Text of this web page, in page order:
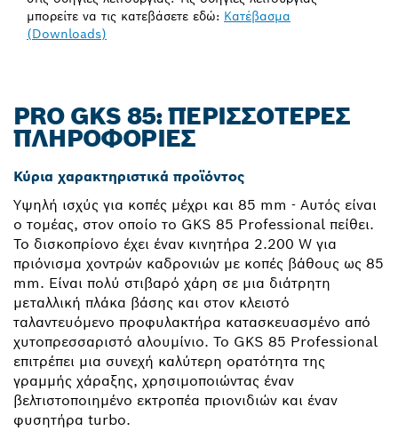
μπορείτε να τις κατεβάσετε εδώ: Κατέβασμα
(Downloads)
PRO GKS 85: ΠΕΡΙΣΣΌΤΕΡΕΣ
ΠΛΗΡΟΦΟΡΊΕΣ
Κύρια χαρακτηριστικά προϊόντος
Υψηλή ισχύς για κοπές μέχρι και 85 mm - Αυτός είναι
ο τομέας, στον οποίο το GKS 85 Professional πείθει.
Το δισκοπρίονο έχει έναν κινητήρα 2.200 W για
πριόνισμα χοντρών καδρονιών με κοπές βάθους ως 85
mm. Είναι πολύ στιβαρό χάρη σε μια διάτρητη
μεταλλική πλάκα βάσης και στον κλειστό
ταλαντευόμενο προφυλακτήρα κατασκευασμένο από
χυτοπρεσσαριστό αλουμίνιο. Το GKS 85 Professional
επιτρέπει μια συνεχή καλύτερη ορατότητα της
γραμμής χάραξης, χρησιμοποιώντας έναν
βελτιστοποιημένο εκτροπέα πριονιδιών και έναν
φυσητήρα turbo.